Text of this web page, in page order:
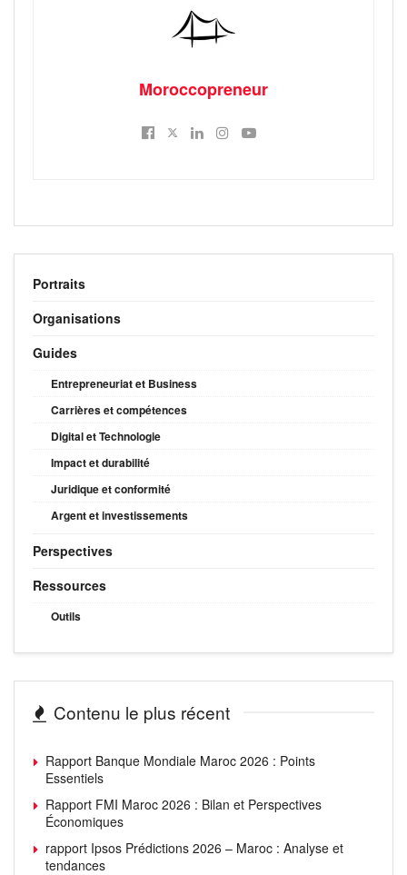
Moroccopreneur
Portraits
Organisations
Guides
Entrepreneuriat et Business
Carrières et compétences
Digital et Technologie
Impact et durabilité
Juridique et conformité
Argent et investissements
Perspectives
Ressources
Outils
Contenu le plus récent
Rapport Banque Mondiale Maroc 2026 : Points
Essentiels
Rapport FMI Maroc 2026 : Bilan et Perspectives
Économiques
rapport Ipsos Prédictions 2026 – Maroc : Analyse et
tendances